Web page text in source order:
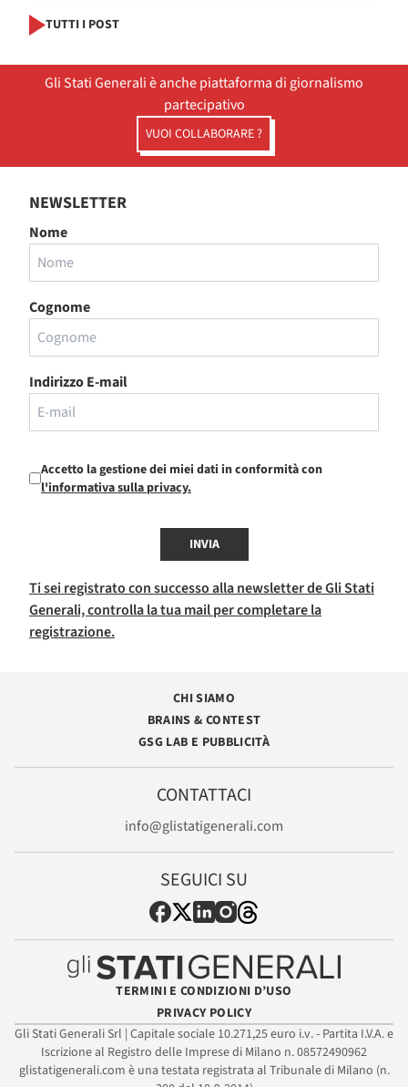
TUTTI I POST
Gli Stati Generali è anche piattaforma di giornalismo
partecipativo
VUOI COLLABORARE ?
NEWSLETTER
Nome
Cognome
Indirizzo E-mail
Accetto la gestione dei miei dati in conformità con
l'informativa sulla privacy.
INVIA
Ti sei registrato con successo alla newsletter de Gli Stati
Generali, controlla la tua mail per completare la
registrazione.
CHI SIAMO
BRAINS & CONTEST
GSG LAB E PUBBLICITÀ
CONTATTACI
info@glistatigenerali.com
SEGUICI SU
TERMINI E CONDIZIONI D’USO
PRIVACY POLICY
Gli Stati Generali Srl | Capitale sociale 10.271,25 euro i.v. - Partita I.V.A. e
Iscrizione al Registro delle Imprese di Milano n. 08572490962
glistatigenerali.com è una testata registrata al Tribunale di Milano (n.